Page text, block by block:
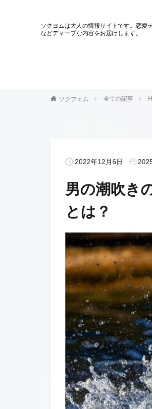
ソクヨムは大人の情報サイトです。恋愛
などディープな内容をお届けします。
ソクフェム 全ての記事
2022年12月6日
男の潮吹き
とは？